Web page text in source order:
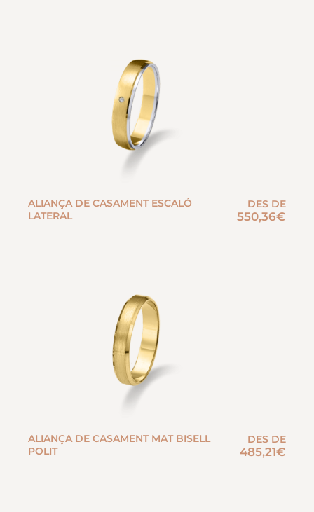
ALIANÇA DE CASAMENT ESCALÓ
LATERAL
DES DE
550,36€
ALIANÇA DE CASAMENT MAT BISELL
POLIT
DES DE
485,21€